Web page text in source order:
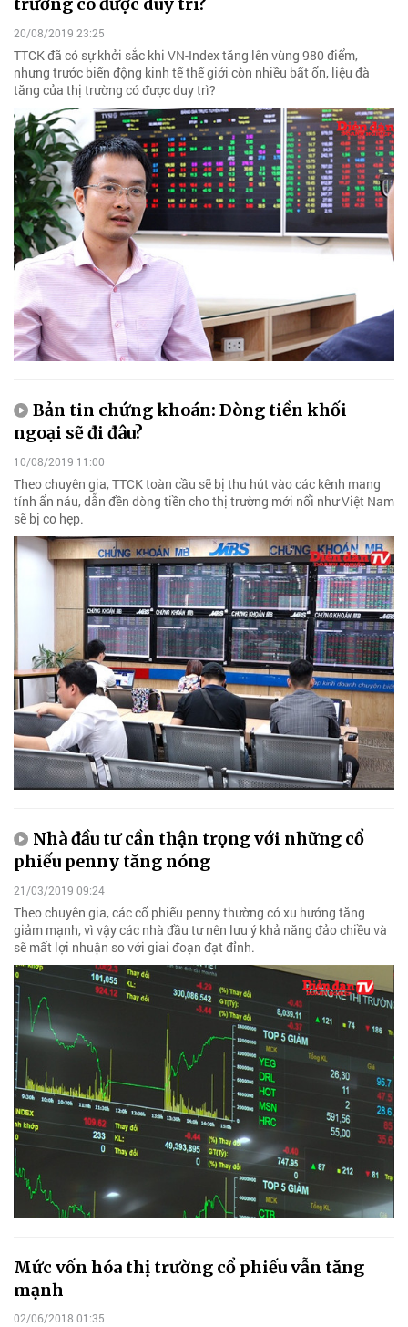
trường có được duy trì?
20/08/2019 23:25
TTCK đã có sự khởi sắc khi VN-Index tăng lên vùng 980 điểm,
nhưng trước biến động kinh tế thế giới còn nhiều bất ổn, liệu đà
tăng của thị trường có được duy trì?
Bản tin chứng khoán: Dòng tiền khối
ngoại sẽ đi đâu?
10/08/2019 11:00
Theo chuyên gia, TTCK toàn cầu sẽ bị thu hút vào các kênh mang
tính ẩn náu, dẫn đền dòng tiền cho thị trường mới nổi như Việt Nam
sẽ bị co hẹp.
Nhà đầu tư cần thận trọng với những cổ
phiếu penny tăng nóng
21/03/2019 09:24
Theo chuyên gia, các cổ phiếu penny thường có xu hướng tăng
giảm mạnh, vì vậy các nhà đầu tư nên lưu ý khả năng đảo chiều và
sẽ mất lợi nhuận so với giai đoạn đạt đỉnh.
Mức vốn hóa thị trường cổ phiếu vẫn tăng
mạnh
02/06/2018 01:35